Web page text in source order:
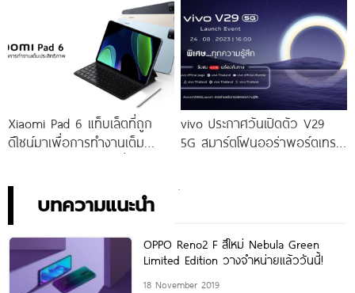
ราคาเริ่มต้นเพียง 14,999 บาท
จัดเต็มกับโปรโมชันพิเศษก่อนใคร
ราคาใหม่เพียง 4,599 บาท
เท่านั้น!
Xiaomi Pad 6 แท็บเล็ตที่ถูก
ดีไซน์มาเพื่อการทำงานเต็ม
vivo ประกาศวันเปิดตัว V29
5G สมาร์ตโฟนออร่าพอร์ตเทร
บทความแนะนำ
OPPO Reno2 F สีใหม่ Nebula Green
Limited Edition วางจำหน่ายแล้ววันนี้!
18 November 2019